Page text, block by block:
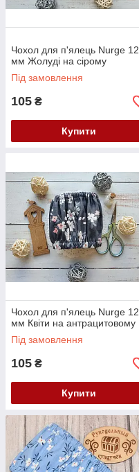
Чохол для п'ялець Nurge
мм Жолудi на сірому
Під замовлення
105 ₴
Купити
Чохол для п'ялець Nurge
мм Квіти на антрацитовому
Під замовлення
105 ₴
Купити